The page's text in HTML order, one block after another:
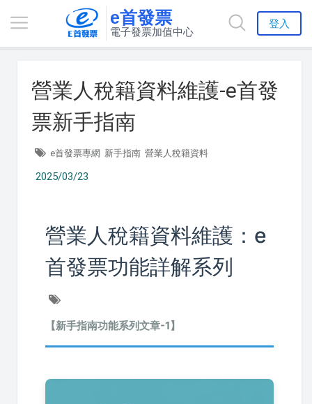
e首發票
電子發票加值中心
登入
營業人稅籍資料維護-e首發
票新手指南
e首發票專網 新手指南 營業人稅籍資料
2025/03/23
營業人稅籍資料維護：e
首發票功能詳解系列
【新手指南功能系列文章-1】